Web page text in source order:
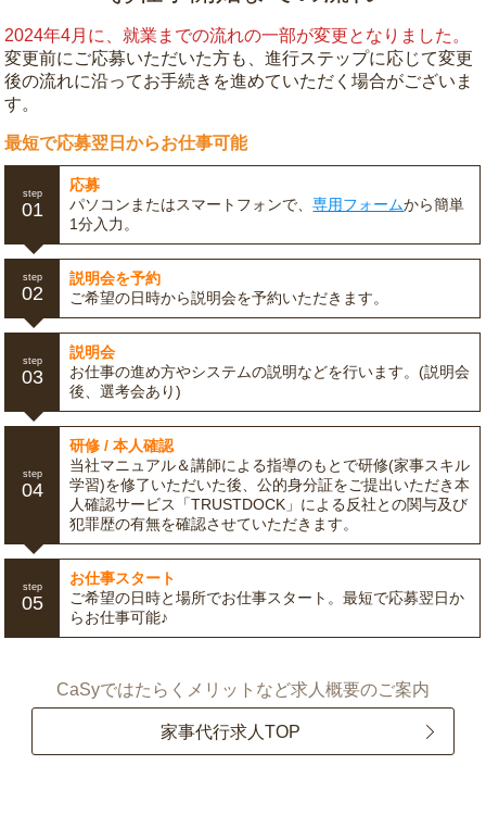
2024年4月に、就業までの流れの一部が変更となりました。
変更前にご応募いただいた方も、進行ステップに応じて変更
後の流れに沿ってお手続きを進めていただく場合がございま
す。
最短で応募翌日からお仕事可能
step
01
応募
パソコンまたはスマートフォンで、専用フォームから簡単
1分入力。
step
02
説明会を予約
ご希望の日時から説明会を予約いただきます。
step
03
説明会
お仕事の進め方やシステムの説明などを行います。(説明会
後、選考会あり)
step
04
研修 / 本人確認
当社マニュアル＆講師による指導のもとで研修(家事スキル
学習)を修了いただいた後、公的身分証をご提出いただき本
人確認サービス「TRUSTDOCK」による反社との関与及び
犯罪歴の有無を確認させていただきます。
step
05
お仕事スタート
ご希望の日時と場所でお仕事スタート。最短で応募翌日か
らお仕事可能♪
CaSyではたらくメリットなど求人概要のご案内
家事代行求人TOP